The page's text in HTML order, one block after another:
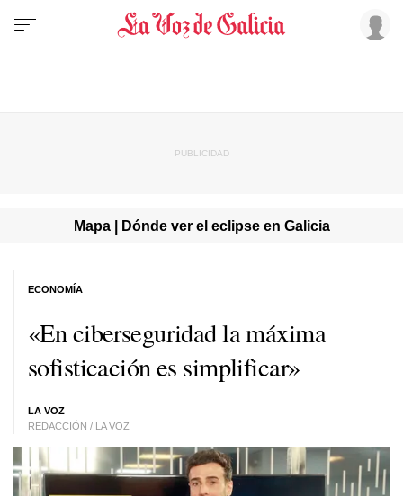
Mapa | Dónde ver el eclipse en Galicia
«En ciberseguridad la máxima
sofisticación es simplificar»
LA VOZ
REDACCIÓN / LA VOZ
ECONOMÍA